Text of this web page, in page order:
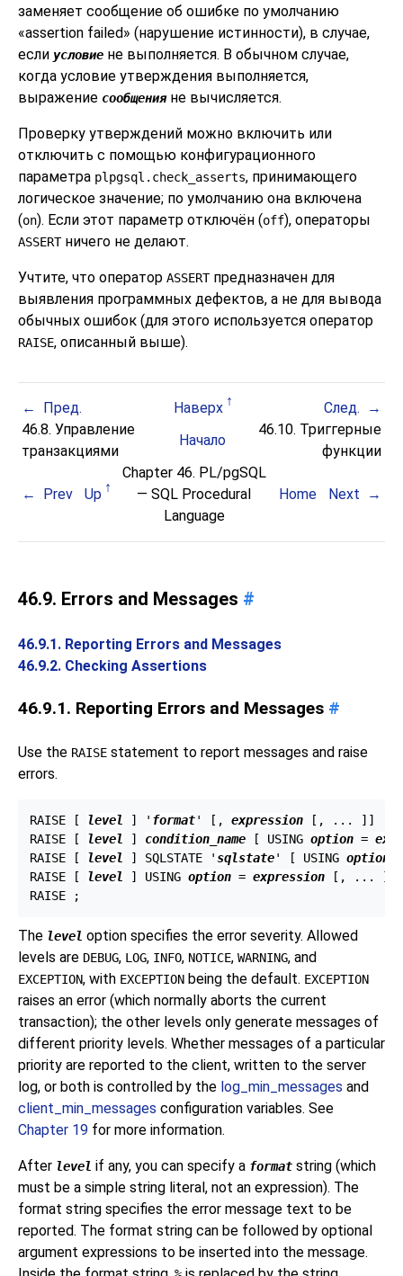
заменяет сообщение об ошибке по умолчанию
«assertion failed» (нарушение истинности), в случае,
если условие не выполняется. В обычном случае,
когда условие утверждения выполняется,
выражение сообщенияне вычисляется.
Проверку утверждений можно включить или
отключить с помощью конфигурационного
параметра plpgsql.check_asserts, принимающего
логическое значение; по умолчанию она включена
(on). Если этот параметр отключён (off), операторы
ASSERTничего не делают.
Учтите, что оператор ASSERTпредназначен для
выявления программных дефектов, а не для вывода
обычных ошибок (для этого используется оператор
RAISE, описанный выше).
Пред. Наверх
След.
46.8. Управление
транзакциями
Начало
46.10. Триггерные
функции
Prev Up
Chapter 46. PL/pgSQL
— SQL Procedural
Language
Home Next
46.9. Errors and Messages #
46.9.1. Reporting Errors and Messages
46.9.2. Checking Assertions
46.9.1. Reporting Errors and Messages #
Use the RAISE statement to report messages and raise
errors.
RAISE [ level ] ' format' [ , expression [ , ... ] ] [
RAISE [
level ] condition_name [ USING option =
RAISE [
level ] SQLSTATE 'sqlstate' [ USING option
RAISE [
level ] USING option = expression [ , ...
];
The level option specifies the error severity. Allowed
levels are DEBUG, LOG, INFO, NOTICE, WARNING, and
EXCEPTION, with EXCEPTION being the default. EXCEPTION
raises an error (which normally aborts the current
transaction); the other levels only generate messages of
different priority levels. Whether messages of a particular
priority are reported to the client, written to the server
log, or both is controlled by the log_min_messages and
client_min_messages configuration variables. See
Chapter 19 for more information.
After level if any, you can specify a format string (which
must be a simple string literal, not an expression). The
format string specifies the error message text to be
reported. The format string can be followed by optional
argument expressions to be inserted into the message.